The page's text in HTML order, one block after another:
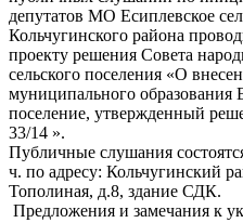
депутатов МО Есиплевское
Кольчугинского района
проекту решения Совета
сельского поселения «О
муниципального образования
поселение, утвержденный
33/14 ».
Публичные слушания
ч. по адресу: Кольчугинский
Тополиная, д.8, здание СДК.
Предложения и замечания к